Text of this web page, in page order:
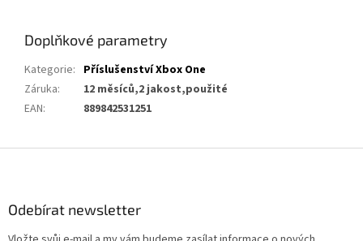
Doplňkové parametry
Kategorie: Příslušenství Xbox One
Záruka:
12 měsíců,2 jakost,použité
EAN: 889842531251
Odebírat newsletter